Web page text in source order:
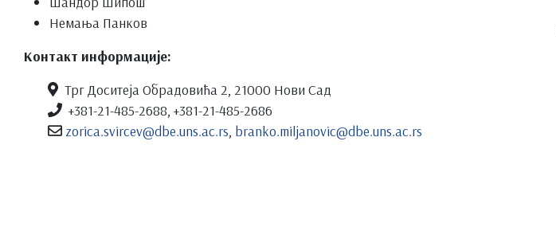
Немања Панков
Контакт информације:
Трг Доситеја Обрадовића 2, 21000 Нови Сад
+381-21-485-2688, +381-21-485-2686
zorica.svircev@dbe.uns.ac.rs branko.miljanovic@dbe.uns.ac.rs